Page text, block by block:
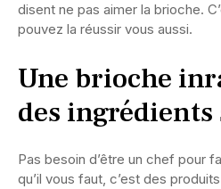
disent ne pas aimer la brioche.
pouvez la réussir vous aussi.
Une brioche
des
Pas besoin d’être un chef pour
qu’il vous faut, c’est des